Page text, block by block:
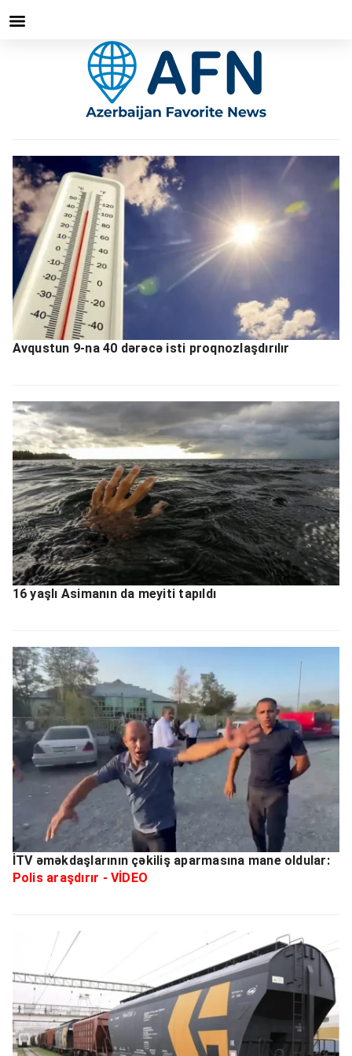
Avqustun 9-na 40 dərəcə isti proqnozlaşdırılır
16 yaşlı Asimanın da meyiti tapıldı
İTV əməkdaşlarının çəkiliş aparmasına mane oldular:
Polis araşdırır - VİDEO